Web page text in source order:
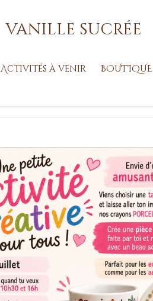
vanille sucrée
Activités à venir BOUTIQUE